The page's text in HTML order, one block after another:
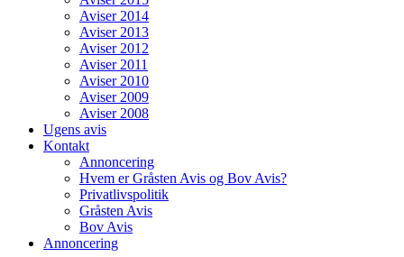
Aviser 2014
Aviser 2013
Aviser 2012
Aviser 2011
Aviser 2010
Aviser 2009
Aviser 2008
Ugens avis
Kontakt
Annoncering
Hvem er Gråsten Avis og Bov Avis?
Privatlivspolitik
Gråsten Avis
Bov Avis
Annoncering